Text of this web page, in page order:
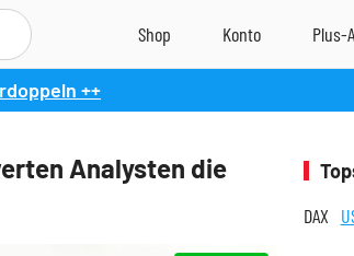
++
Analysten die
DAX